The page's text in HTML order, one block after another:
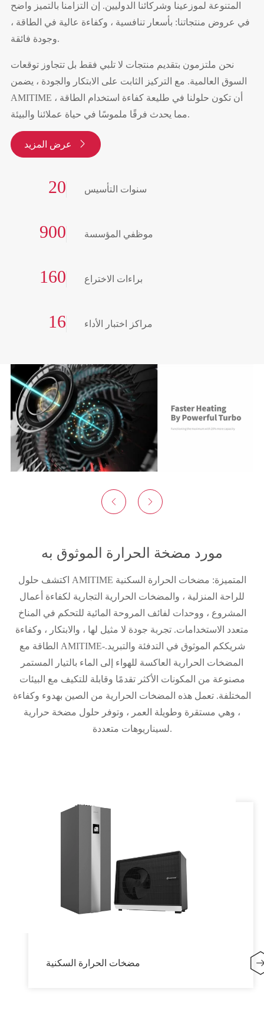
المتنوعة لموزعينا وشركائنا الدوليين. إن التزامنا بالتميز واضح
في عروض منتجاتنا: بأسعار تنافسية ، وكفاءة عالية في الطاقة ،
وجودة فائقة.
نحن ملتزمون بتقديم منتجات لا تلبي فقط بل تتجاوز توقعات
السوق العالمية. مع التركيز الثابت على الابتكار والجودة ، يضمن
AMITIME أن تكون حلولنا في طليعة كفاءة استخدام الطاقة ،
مما يحدث فرقًا ملموسًا في حياة عملائنا والبيئة.

20 سنوات التأسيس
900 موظفي المؤسسة
160 براءات الاختراع
16 مراكز اختبار الأداء
 
مورد مضخة الحرارة الموثوق به
اكتشف حلول AMITIME المتميزة: مضخات الحرارة السكنية
للراحة المنزلية ، والمضخات الحرارية التجارية لكفاءة أعمال
المشروع ، ووحدات لفائف المروحة المائية للتحكم في المناخ
متعدد الاستخدامات. تجربة جودة لا مثيل لها ، والابتكار ، وكفاءة
الطاقة مع AMITIME-شريككم الموثوق في التدفئة والتبريد.
المضخات الحرارية العاكسة للهواء إلى الماء بالتيار المستمر
مصنوعة من المكونات الأكثر تقدمًا وقابلة للتكيف مع البيئات
المختلفة. تعمل هذه المضخات الحرارية من الصين بهدوء وكفاءة
، وهي مستقرة وطويلة العمر ، وتوفر حلول مضخة حرارية
لسيناريوهات متعددة.
مضخات الحرارة السكنية